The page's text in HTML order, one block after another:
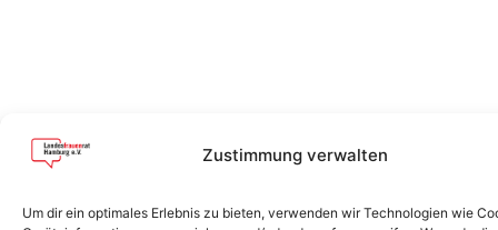
Zustimmung verwalten
Um dir ein optimales Erlebnis zu bieten, verwenden wir Technologien wie